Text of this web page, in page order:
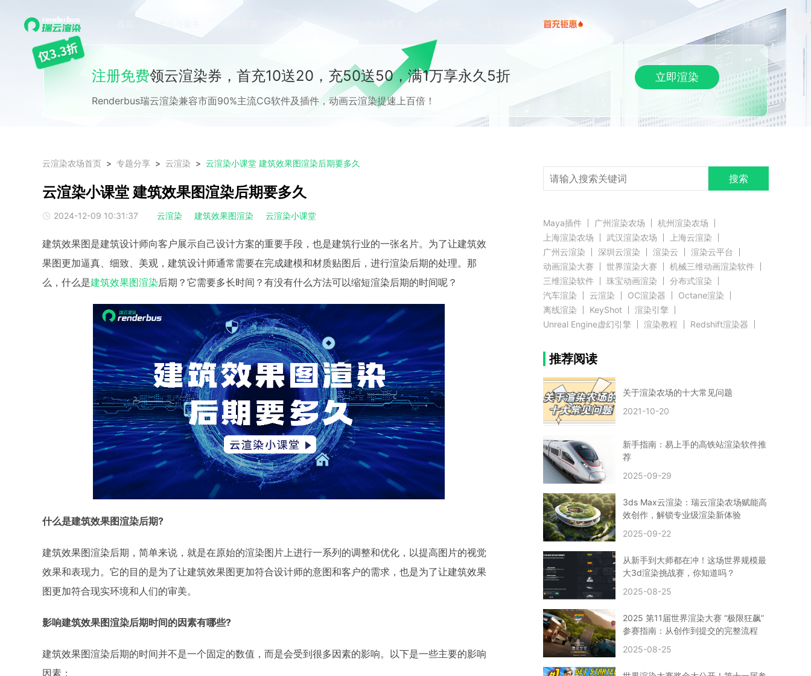
产品与服务 登录
注册免费领云渲染券，首充10送20，充50送50，满1万享永久5折
Renderbus瑞云渲染兼容市面90%主流CG软件及插件，动画云渲染提速上百倍！
立即渲染
云渲染农场首页 专题分享 云渲染 云渲染小课堂 建筑效果图渲染后期要多久
云渲染小课堂 建筑效果图渲染后期要多久
2024-12-09 10:31:37 云渲染 建筑效果图渲染 云渲染小课堂
建筑效果图是建筑设计师向客户展示自己设计方案的重要手段，也是建筑行业的一张名片。为了让建筑效
果图更加逼真、细致、美观，建筑设计师通常需要在完成建模和材质贴图后，进行渲染后期的处理。那
么，什么是建筑效果图渲染后期？它需要多长时间？有没有什么方法可以缩短渲染后期的时间呢？
什么是建筑效果图渲染后期?
建筑效果图渲染后期，简单来说，就是在原始的渲染图片上进行一系列的调整和优化，以提高图片的视觉
效果和表现力。它的目的是为了让建筑效果图更加符合设计师的意图和客户的需求，也是为了让建筑效果
图更加符合现实环境和人们的审美。
影响建筑效果图渲染后期时间的因素有哪些?
建筑效果图渲染后期的时间并不是一个固定的数值，而是会受到很多因素的影响。以下是一些主要的影响
因素：
搜索
Maya插件 广州渲染农场
杭州渲染农场
上海渲染农场
武汉渲染农场
上海云渲染
广州云渲染
深圳云渲染 渲染云
渲染云平台
动画渲染大赛
世界渲染大赛
机械三维动画渲染软件
三维渲染软件
珠宝动画渲染
分布式渲染
汽车渲染
云渲染 OC渲染器
Octane渲染
离线渲染
KeyShot
渲染引擎
Unreal Engine虚幻引擎
渲染教程
Redshift渲染器
推荐阅读
3D模型教程
云渲染农场使用教程
渲染图黑色
云渲染农场价格
建筑效果图渲染
渲染速度慢
贴图教程
CG角色制作心得
动画渲染 在线渲染
渲染技巧
雕刻3D模型
Blender云端渲染
maya渲染 CG动画
动画制作
Blender
CG渲染 渲染农场
3dmax云端渲染
渲染图
CG原画
clarisse教程
拟真人物制作 实时渲染
视觉效果
视觉特效
特效 VRay制作案例
VFX案例
手动渲染农场
云渲染小课堂
CPU渲染
Arnold案例
vr渲染器
效果图渲染 免费云渲染
Autodesk
2D转3D
SU渲染 圣诞短片
风暴幽灵船
云渲染大咖专访
CG电影云渲染案例
Houdini建模案例
CG人物制作
Maya基础知识
Blender渲染技巧
3ds Max资讯
3ds Max教程
CG软件资讯
3d云渲染
3dmax渲染
Substance Painter
vray网络渲染
SAAS渲染农场
Lumion
推荐阅读
关于渲染农场的十大常见问题
2021-10-20
新手指南：易上手的高铁站渲染软件推
荐
2025-09-29
3ds Max云渲染：瑞云渲染农场赋能高
效创作，解锁专业级渲染新体验
2025-09-22
从新手到大师都在冲！这场世界规模最
大3d渲染挑战赛，你知道吗？
2025-08-25
2025 第11届世界渲染大赛 “极限狂飙”
参赛指南：从创作到提交的完整流程
2025-08-25